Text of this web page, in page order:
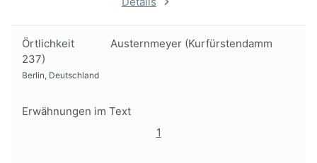
Örtlichkeit
Austernmeyer (Kurfürstendamm
237)
Berlin, Deutschland
Erwähnungen im Text
1